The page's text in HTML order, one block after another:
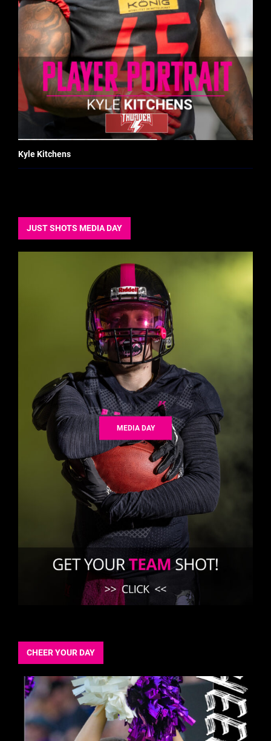
Kyle Kitchens
JUST SHOTS MEDIA DAY
MEDIA DAY
CHEER YOUR DAY